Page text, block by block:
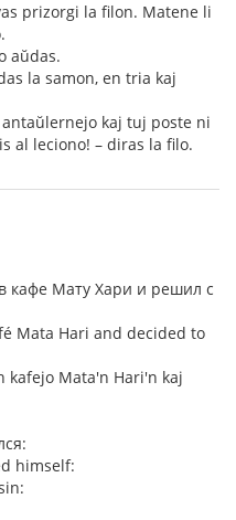
prizorgi la filon. Matene li
aŭdas.
la samon, en tria kaj
kaj tuj poste ni
al leciono! – diras la filo.
кафе Мату Хари и решил с
Mata Hari and decided to
kafejo Mata'n Hari'n kaj
himself: